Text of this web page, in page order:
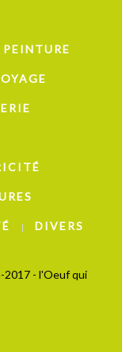
PEINTURE
DIVERS
- l'Oeuf qui